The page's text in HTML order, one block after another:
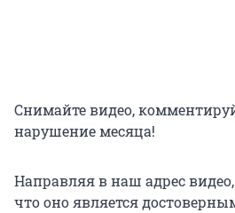
Снимайте видео,
нарушение месяца!
Направляя в наш адрес
что оно является